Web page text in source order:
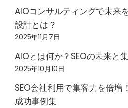
AIOコンサルティングで未来
設計とは？
2025年11月7日
AIOとは何か？SEOの未来と
2025年10月10日
SEO会社利用で集客力を倍増
成功事例集